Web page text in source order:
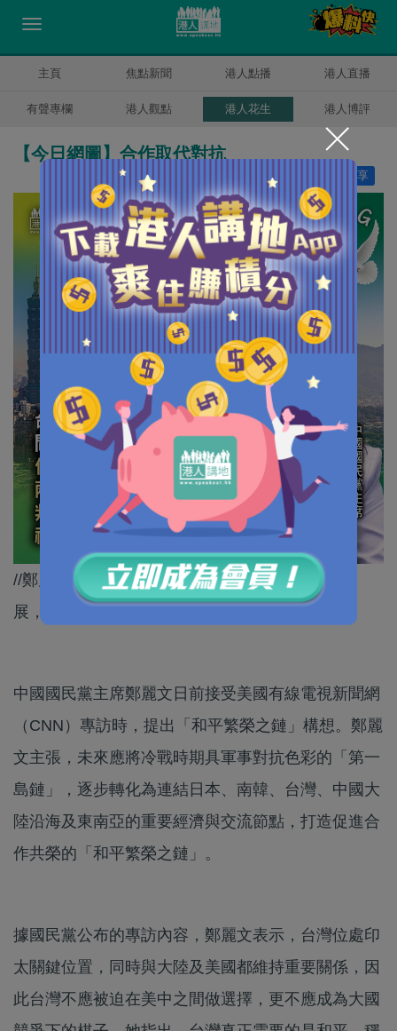
主頁 焦點新聞 港人點播 港人直播
有聲專欄 港人觀點 港人花生 港人博評
【今日網圖】合作取代對抗
分享
//鄭麗文強調，台灣真正需要的是和平、穩定與發
展，而非被推向對抗最前線。//
中國國民黨主席鄭麗文日前接受美國有線電視新聞網
（CNN）專訪時，提出「和平繁榮之鏈」構想。鄭麗
文主張，未來應將冷戰時期具軍事對抗色彩的「第一
島鏈」，逐步轉化為連結日本、南韓、台灣、中國大
陸沿海及東南亞的重要經濟與交流節點，打造促進合
作共榮的「和平繁榮之鏈」。
據國民黨公布的專訪內容，鄭麗文表示，台灣位處印
太關鍵位置，同時與大陸及美國都維持重要關係，因
此台灣不應被迫在美中之間做選擇，更不應成為大國